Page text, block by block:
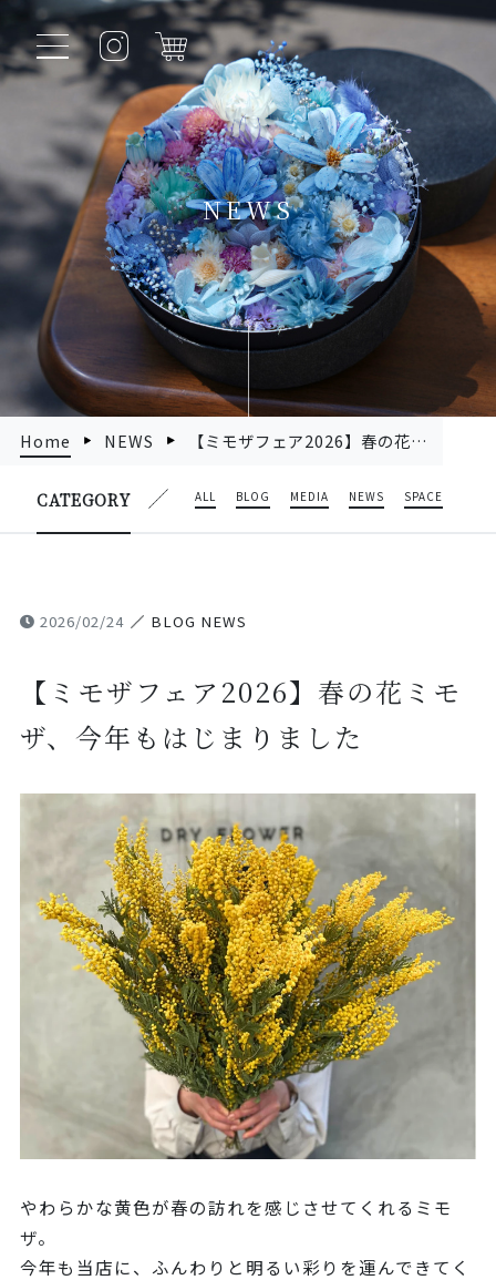
NEWS
Home NEWS 【ミモザフェア2026】春の花ミモザ、今年もはじまりました
CATEGORY ALL BLOG MEDIA NEWS SPACE
2026/02/24 BLOG NEWS
【ミモザフェア2026】春の花ミモ
ザ、今年もはじまりました
やわらかな黄色が春の訪れを感じさせてくれるミモ
ザ。
今年も当店に、ふんわりと明るい彩りを運んできてく